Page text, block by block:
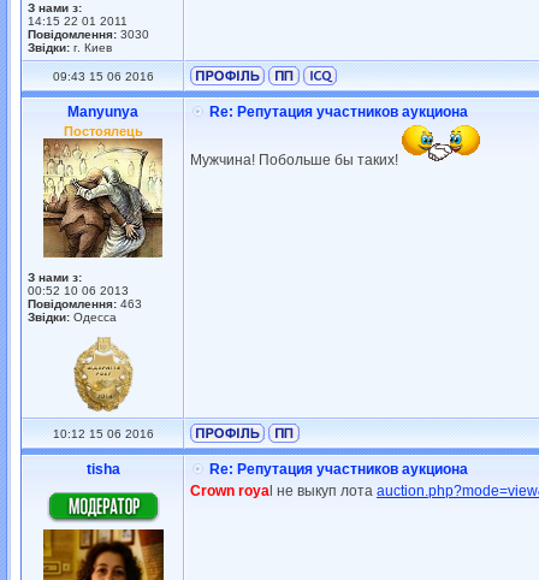
З нами з:
14:15 22 01 2011
Повідомлення: 3030
Звідки: г. Киев
09:43 15 06 2016
Manyunya
Постоялець
З нами з:
00:52 10 06 2013
Повідомлення: 463
Звідки: Одесса
Re: Репутация участников аукциона
Мужчина! Побольше бы таких!
10:12 15 06 2016
tisha
Re: Репутация участников аукциона
Crown roya l не выкуп лота